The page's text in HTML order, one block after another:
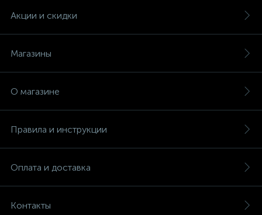
Акции и скидки
Магазины
О магазине
Правила и инструкции
Оплата и доставка
Контакты